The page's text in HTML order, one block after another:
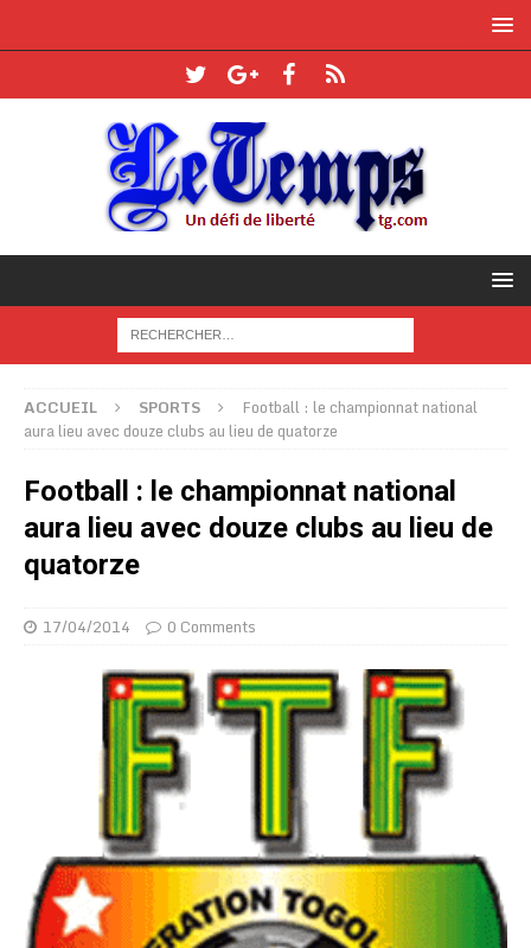
ACCUEIL SPORTS
Football : le championnat national
aura lieu avec douze clubs au lieu de quatorze
Football : le championnat national
aura lieu avec douze clubs au lieu de
quatorze
17/04/2014 0 Comments